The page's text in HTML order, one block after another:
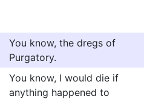
You know, the dregs of
Purgatory.
You know, I would die if
anything happened to